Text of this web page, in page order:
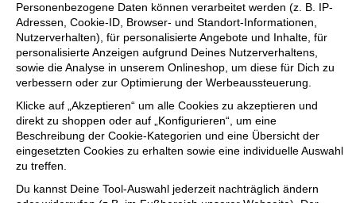
Personenbezogene Daten können verarbeitet werden (z. B. IP-
Adressen, Cookie-ID, Browser- und Standort-Informationen,
Nutzerverhalten), für personalisierte Angebote und Inhalte, für
personalisierte Anzeigen aufgrund Deines Nutzerverhaltens,
sowie die Analyse in unserem Onlineshop, um diese für Dich zu
verbessern oder zur Optimierung der Werbeaussteuerung.
Klicke auf „Akzeptieren“ um alle Cookies zu akzeptieren und
direkt zu shoppen oder auf „Konfigurieren“, um eine
Beschreibung der Cookie-Kategorien und eine Übersicht der
eingesetzten Cookies zu erhalten sowie eine individuelle Auswahl
zu treffen.
Du kannst Deine Tool-Auswahl jederzeit nachträglich ändern